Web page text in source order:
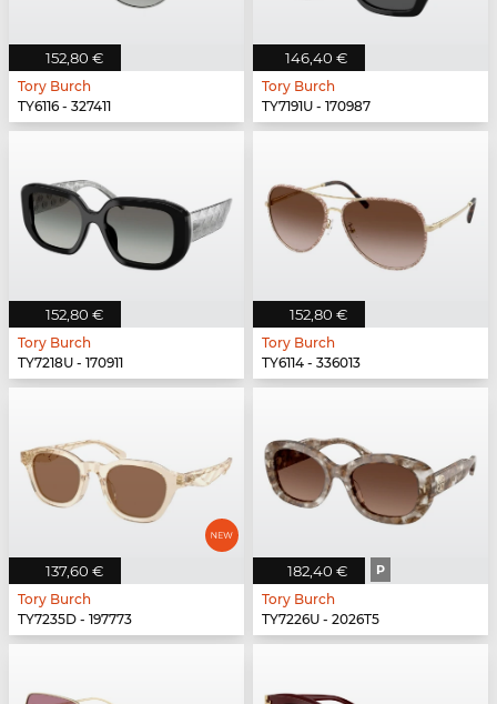
152,80 €
Tory Burch
TY6116 - 327411
146,40 €
Tory Burch
TY7191U - 170987
152,80 €
Tory Burch
TY7218U - 170911
152,80 €
Tory Burch
TY6114 - 336013
137,60 €
Tory Burch
TY7235D - 197773
182,40 € P
Tory Burch
TY7226U - 2026T5